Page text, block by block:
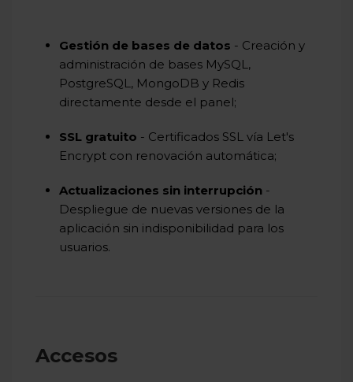
Gestión de bases de datos - Creación y
administración de bases MySQL,
PostgreSQL, MongoDB y Redis
directamente desde el panel;
SSL gratuito - Certificados SSL vía Let's
Encrypt con renovación automática;
Actualizaciones sin interrupción -
Despliegue de nuevas versiones de la
aplicación sin indisponibilidad para los
usuarios.
Accesos